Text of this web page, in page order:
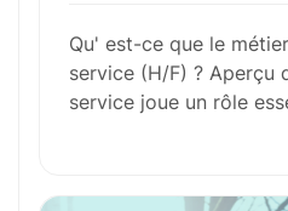
Déposez
Qu' est-ce que le
service (H/F) ? Aperçu
service joue un rôle